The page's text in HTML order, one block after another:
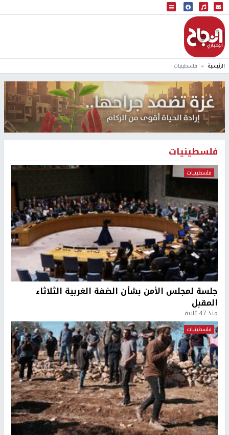
البث المباشر
إذاعة النجاح
الرئيسية فلسطينيات
فلسطينيات
فلسطينيات
جلسة لمجلس الأمن بشأن الضفة الغربية الثلاثاء
المقبل
منذ 47 ثانية
فلسطينيات